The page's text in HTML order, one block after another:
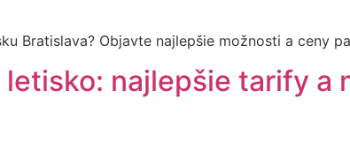
Bratislava? Objavte najlepšie možnosti a ceny
najlepšie tarify a